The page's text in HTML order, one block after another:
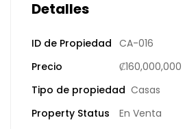
Detalles
ID de Propiedad CA-016
Precio
₡160,000,000
Tipo de propiedad Casas
Property Status
En Venta